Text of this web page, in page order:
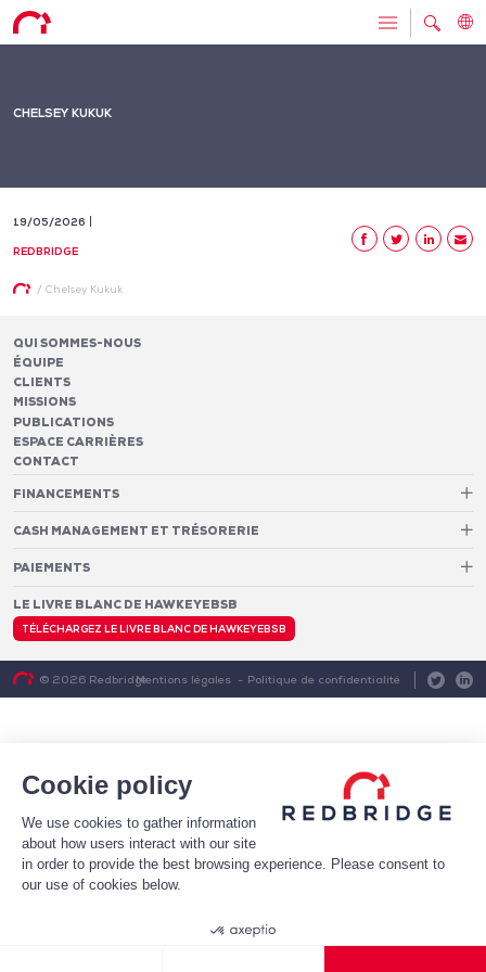
Cookie policy
We use cookies to gather information
about how users interact with our site
in order to provide the best browsing experience. Please consent to
our use of cookies below.
CHELSEY KUKUK
19/05/2026
REDBRIDGE
/ Chelsey Kukuk
QUI SOMMES-NOUS
ÉQUIPE
CLIENTS
MISSIONS
PUBLICATIONS
ESPACE CARRIÈRES
CONTACT
FINANCEMENTS
Structure optimale de financement
Mise en place de financements
CASH MANAGEMENT ET TRÉSORERIE
Services de suivi et de reporting des frais bancaires
Conversion et gestion de la fraude e-commerce
Cash Pooling – Centralisation des liquidités
Systèmes de trésorerie
Optimisation du BFR
PAIEMENTS
Architecture de paiement
Fraude et taux d’approbation
LE LIVRE BLANC DE HAWKEYEBSB
TÉLÉCHARGEZ LE LIVRE BLANC DE HAWKEYEBSB
© 2026 RedbridgeMentions légales Politique de confidentialité